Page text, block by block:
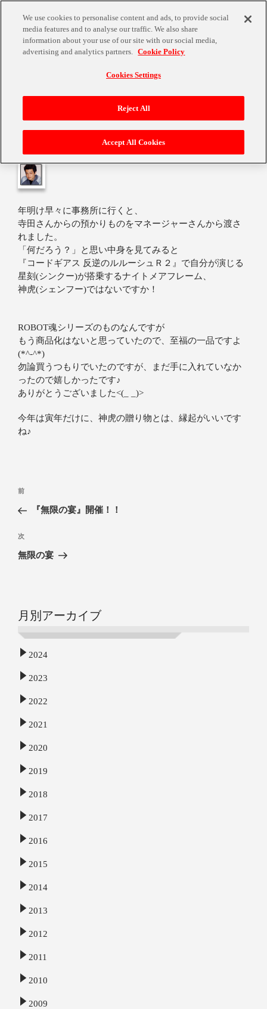
縁起がいいですね♪
年明け早々に事務所に行くと、
寺田さんからの預かりものをマネージャーさんから渡さ
れました。
「何だろう？」と思い中身を見てみると
『コードギアス 反逆のルルーシュＲ２』で自分が演じる
星刻(シンクー)が搭乗するナイトメアフレーム、
神虎(シェンフー)ではないですか！
ROBOT魂シリーズのものなんですが
もう商品化はないと思っていたので、至福の一品ですよ
(*^-^*)
勿論買うつもりでいたのですが、まだ手に入れていなか
ったので嬉しかったです♪
ありがとうございました<(_ _)>
今年は寅年だけに、神虎の贈り物とは、縁起がいいです
ね♪
前
『無限の宴』開催！！
次
無限の宴
月別アーカイブ
2024
2023
2022
2021
2020
2019
2018
2017
2016
2015
2014
2013
2012
2011
2010
2009
We use cookies to personalise content and ads, to provide social
media features and to analyse our traffic. We also share
information about your use of our site with our social media,
advertising and analytics partners. Cookie Policy
Cookies Settings
Reject All
Accept All Cookies